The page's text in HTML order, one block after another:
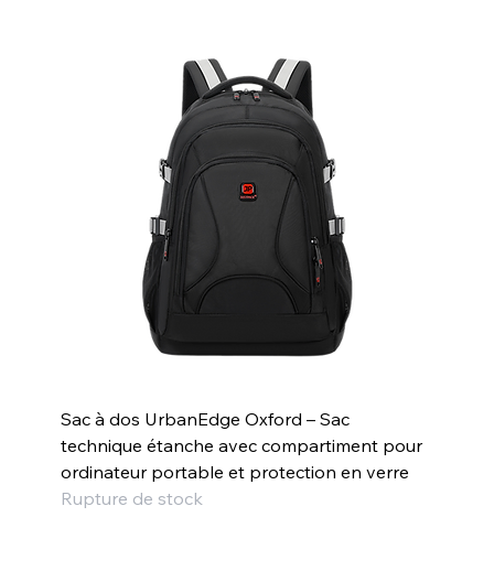
Sac à dos UrbanEdge Oxford – Sac
technique étanche avec compartiment pour
ordinateur portable et protection en verre
Rupture de stock